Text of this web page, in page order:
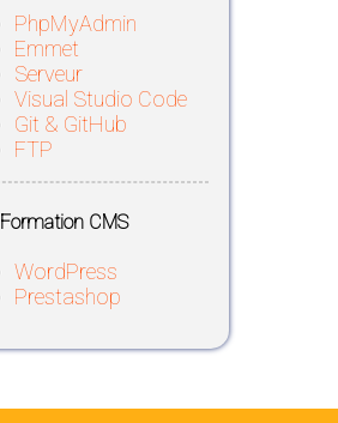
PhpMyAdmin
Emmet
Serveur
Visual Studio Code
Git & GitHub
FTP
Formation CMS
WordPress
Prestashop